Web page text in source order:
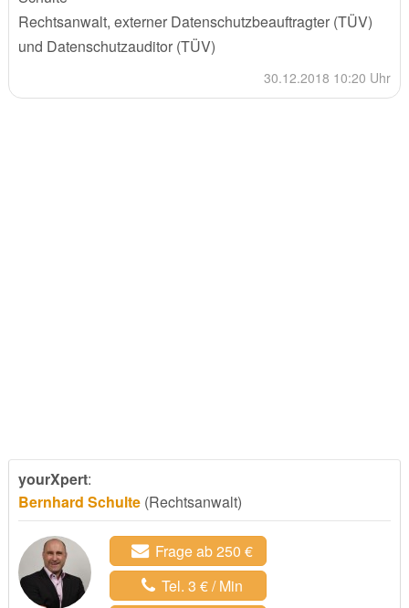
Rechtsanwalt, externer Datenschutzbeauftragter (TÜV)
und Datenschutzauditor (TÜV)
30.12.2018 10:20 Uhr
yourXpert:
Bernhard Schulte(Rechtsanwalt)
Frage ab 250 €
Tel. 3 € / Min